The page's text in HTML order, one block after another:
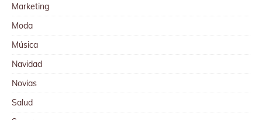
Marketing
Moda
Música
Navidad
Novias
Salud